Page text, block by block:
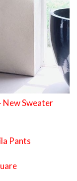
New Sweater
Pants